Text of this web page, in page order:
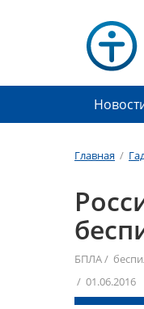
Главная /
БПЛА/
/ 01.06.2016